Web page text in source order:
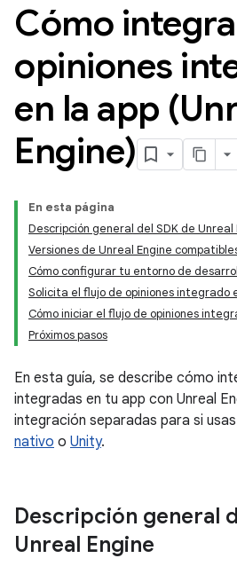
Cómo
opiniones
en la app
Engine)
En esta página
Descripción general del SDK de Unreal
Versiones de Unreal Engine
Cómo configurar tu entorno de
Solicita el flujo de opiniones integrado
Cómo iniciar el flujo de opiniones
Próximos pasos
En esta guía, se describe cómo
integradas en tu app con Unreal
integración separadas para si usas
nativo o Unity.
Descripción general
Unreal Engine